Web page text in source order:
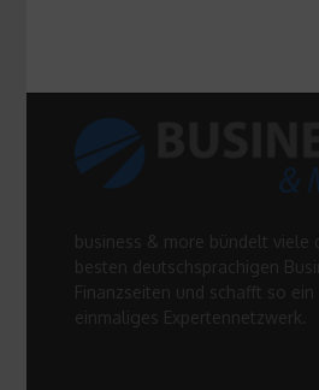
business & more bündelt viele
besten deutschsprachigen
Finanzseiten und schafft so ein
einmaliges Expertennetzwerk.